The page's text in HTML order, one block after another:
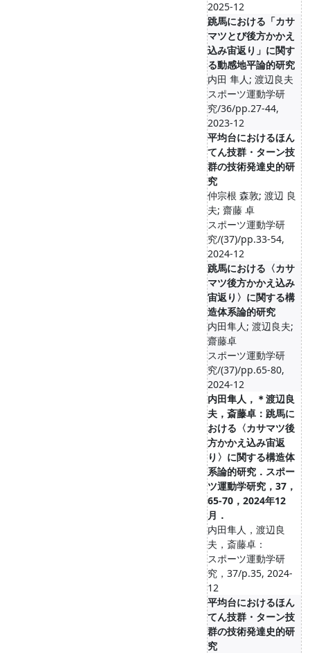
2025-12
跳馬における「カサ
マツとび後方かかえ
込み宙返り」に関す
る動感地平論的研究
内田 隼人; 渡辺良夫
スポーツ運動学研
究/36/pp.27-44,
2023-12
平均台におけるほん
てん技群・ターン技
群の技術発達史的研
究
仲宗根 森敦; 渡辺 良
夫; 齋藤 卓
スポーツ運動学研
究/(37)/pp.33-54,
2024-12
跳馬における〈カサ
マツ後方かかえ込み
宙返り〉に関する構
造体系論的研究
内田隼人; 渡辺良夫;
齋藤卓
スポーツ運動学研
究/(37)/pp.65-80,
2024-12
内田隼人，＊渡辺良
夫，斎藤卓：跳馬に
おける〈カサマツ後
方かかえ込み宙返
り〉に関する構造体
系論的研究．スポー
ツ運動学研究，37，
65-70，2024年12
月．
内田隼人，渡辺良
夫，斎藤卓：
スポーツ運動学研
究，37/p.35, 2024-
12
平均台におけるほん
てん技群・ターン技
群の技術発達史的研
究